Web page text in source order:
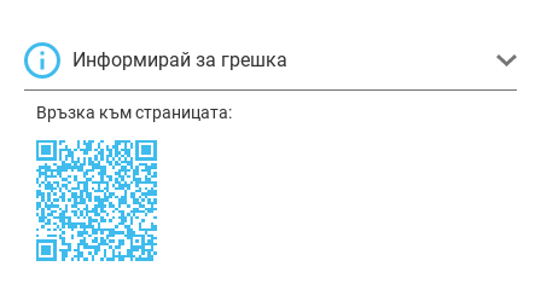
Информирай за грешка
Връзка към страницата: